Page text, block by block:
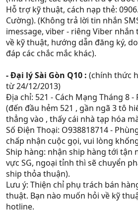
Hỗ trợ kỹ thuật, cách nạp thẻ:
Cường). (Không trả lời tin nhắn
imessage, viber - riêng Viber
về kỹ thuật, hướng dẫn đăng ký,
đáp các chắc mắc khác).
- Đại lý Sài Gòn Q10 : (chính thức
từ 24/12/2013)
Địa chỉ: 521 - Cách Mạng Tháng 8 -
(đến đầu hẻm 521 , gần ngã 3 tô
thẳng vào , thấy cái nhà tạp hóa
Số Điện Thoại: O938818714 -
chấp nhận cuộc gọi, vui lòng
Ship hàng: nhận ship hàng tới tận
vực SG, ngoại tỉnh thì sẽ chuyển
ship thỏa thuận).
Lưu ý: Thiện chỉ phụ trách bán
thuật. Bạn nào muốn hỏi về kỹ
hotline.